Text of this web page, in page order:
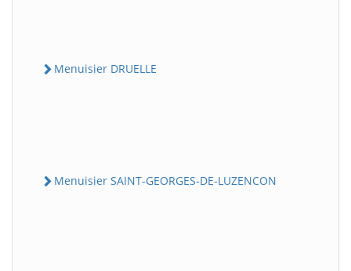
Menuisier DRUELLE
Menuisier SAINT-GEORGES-DE-LUZENCON